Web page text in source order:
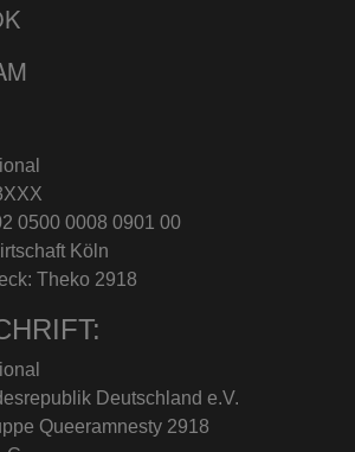
0500 0008 0901 00
Köln
Theko 2918
Deutschland e.V.
Queeramnesty 2918